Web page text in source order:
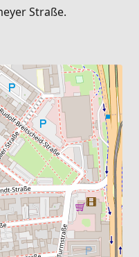
Straße.